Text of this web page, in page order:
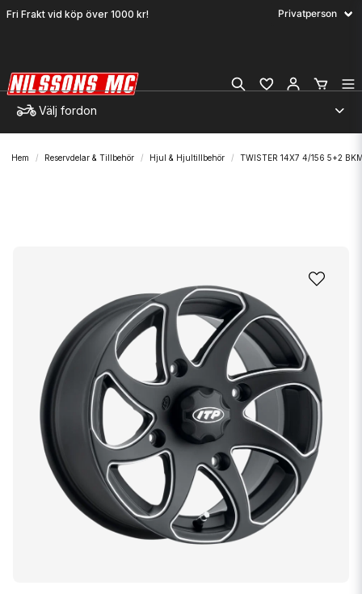
Fri Frakt vid köp över 1000 kr!
Välj fordon
Hem Reservdelar & Tillbehör Hjul & Hjultillbehör TWISTER 14X7 4/156 5+2